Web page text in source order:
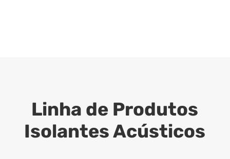
Linha de Produtos
Isolantes Acústicos